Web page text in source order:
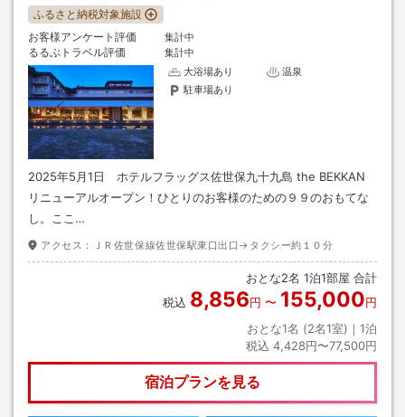
ふるさと納税対象施設
お客様アンケート評価
集計中
るるぶトラベル評価
集計中
大浴場あり
温泉
駐車場あり
2025年5月1日 ホテルフラッグス佐世保九十九島 the BEKKAN
リニューアルオープン！ひとりのお客様のための９９のおもてな
し。ここ…
アクセス： ＪＲ佐世保線佐世保駅東口出口→タクシー約１０分
おとな2名 1泊1部屋 合計
税込 8,856円 〜 155,000円
おとな1名 (2名1室)｜ 1泊
税込 4,428円〜77,500円
宿泊プランを見る